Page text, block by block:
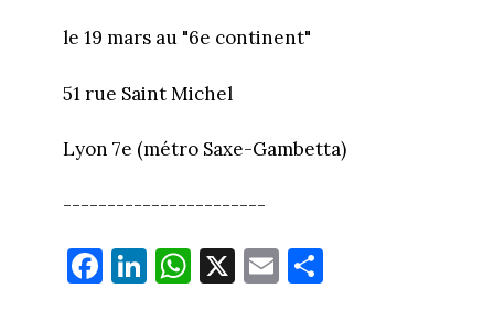
le 19 mars au "6e continent"
51 rue Saint Michel
Lyon 7e (métro Saxe-Gambetta)
-----------------------
Fa
ce
Li
nk
W
ha
X E
m
Pa
rt